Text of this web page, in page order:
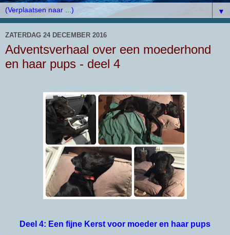
▼
ZATERDAG 24 DECEMBER 2016
Adventsverhaal over een moederhond
en haar pups - deel 4
Deel 4: Een fijne Kerst voor moeder en haar pups